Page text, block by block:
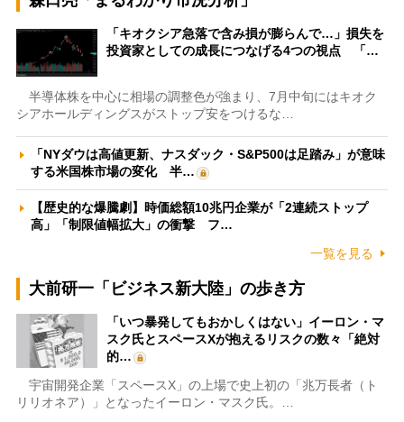
「キオクシア急落で含み損が膨らんで…」損失を
投資家としての成長につなげる4つの視点 「…
半導体株を中心に相場の調整色が強まり、7月中旬にはキオク
シアホールディングスがストップ安をつけるな…
「NYダウは高値更新、ナスダック・S&P500は足踏み」が意味
する米国株市場の変化 半…
【歴史的な爆騰劇】時価総額10兆円企業が「2連続ストップ
高」「制限値幅拡大」の衝撃 フ…
一覧を見る
大前研一「ビジネス新大陸」の歩き方
「いつ暴発してもおかしくはない」イーロン・マ
スク氏とスペースXが抱えるリスクの数々「絶対
的…
宇宙開発企業「スペースX」の上場で史上初の「兆万長者（ト
リリオネア）」となったイーロン・マスク氏。…